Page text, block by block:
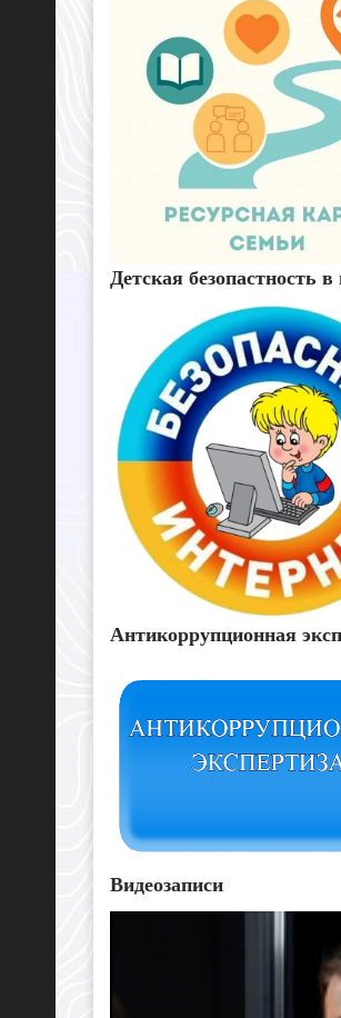
Детская безопастность в
Антикоррупционная
Видеозаписи